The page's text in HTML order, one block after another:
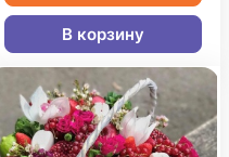
В корзину